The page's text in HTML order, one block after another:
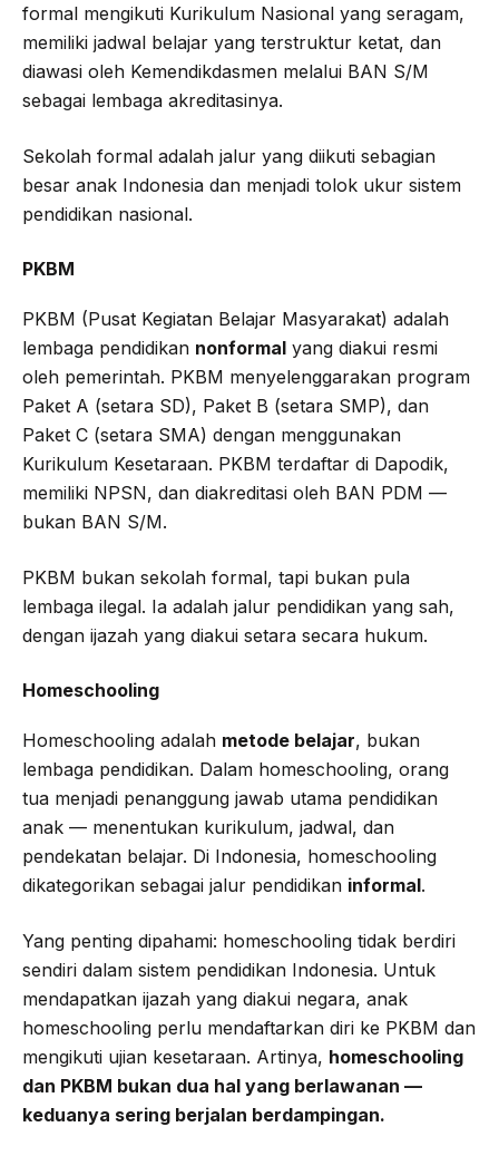
formal mengikuti Kurikulum Nasional yang seragam,
memiliki jadwal belajar yang terstruktur ketat, dan
diawasi oleh Kemendikdasmen melalui BAN S/M
sebagai lembaga akreditasinya.
Sekolah formal adalah jalur yang diikuti sebagian
besar anak Indonesia dan menjadi tolok ukur sistem
pendidikan nasional.
PKBM
PKBM (Pusat Kegiatan Belajar Masyarakat) adalah
lembaga pendidikan nonformal yang diakui resmi
oleh pemerintah. PKBM menyelenggarakan program
Paket A (setara SD), Paket B (setara SMP), dan
Paket C (setara SMA) dengan menggunakan
Kurikulum Kesetaraan. PKBM terdaftar di Dapodik,
memiliki NPSN, dan diakreditasi oleh BAN PDM —
bukan BAN S/M.
PKBM bukan sekolah formal, tapi bukan pula
lembaga ilegal. Ia adalah jalur pendidikan yang sah,
dengan ijazah yang diakui setara secara hukum.
Homeschooling
Homeschooling adalah metode belajar, bukan
lembaga pendidikan. Dalam homeschooling, orang
tua menjadi penanggung jawab utama pendidikan
anak — menentukan kurikulum, jadwal, dan
pendekatan belajar. Di Indonesia, homeschooling
dikategorikan sebagai jalur pendidikan informal.
Yang penting dipahami: homeschooling tidak berdiri
sendiri dalam sistem pendidikan Indonesia. Untuk
mendapatkan ijazah yang diakui negara, anak
homeschooling perlu mendaftarkan diri ke PKBM dan
mengikuti ujian kesetaraan. Artinya, homeschooling
dan PKBM bukan dua hal yang berlawanan —
keduanya sering berjalan berdampingan.